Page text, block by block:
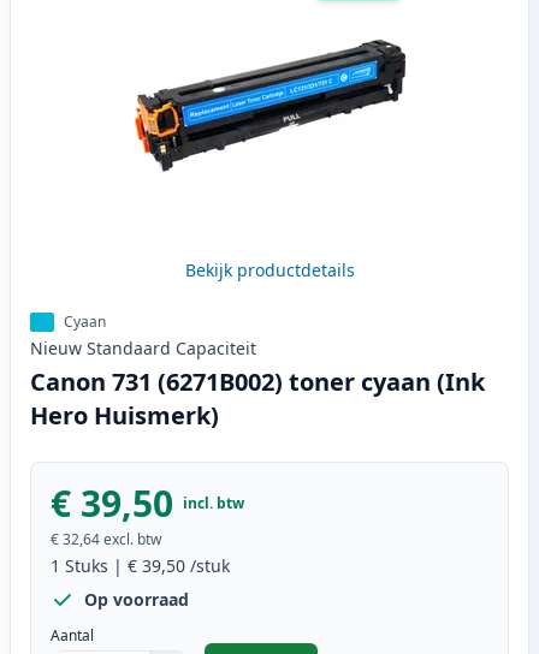
Bekijk productdetails
Cyaan
Nieuw Standaard Capaciteit
Canon 731 (6271B002) toner cyaan (Ink
Hero Huismerk)
€ 39,50 incl. btw
€ 32,64excl. btw
1 Stuks | € 39,50 /stuk
Op voorraad
Aantal